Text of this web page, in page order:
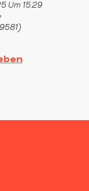
Um 15:29
)